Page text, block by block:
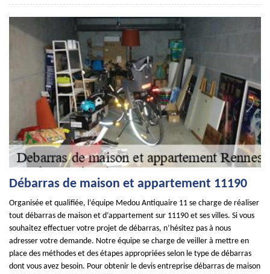
Débarras de maison et appartement 11190
Organisée et qualifiée, l’équipe Medou Antiquaire 11 se charge de réaliser
tout débarras de maison et d’appartement sur 11190 et ses villes. Si vous
souhaitez effectuer votre projet de débarras, n’hésitez pas à nous
adresser votre demande. Notre équipe se charge de veiller à mettre en
place des méthodes et des étapes appropriées selon le type de débarras
dont vous avez besoin. Pour obtenir le devis entreprise débarras de maison